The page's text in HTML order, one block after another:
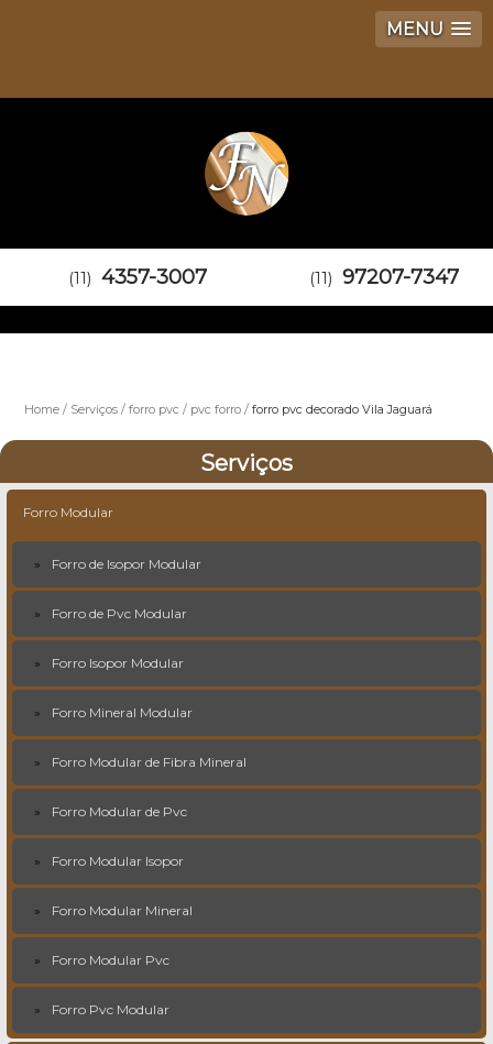
MENU
(11) 4357-3007 (11) 97207-7347
Home Serviços forro pvc pvc forro forro pvc decorado Vila Jaguará
Serviços
Forro Modular
Forro de Isopor Modular
Forro de Pvc Modular
Forro Isopor Modular
Forro Mineral Modular
Forro Modular de Fibra Mineral
Forro Modular de Pvc
Forro Modular Isopor
Forro Modular Mineral
Forro Modular Pvc
Forro Pvc Modular